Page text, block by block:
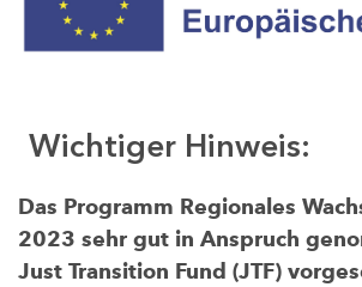
Wichtiger Hinweis:
Das Programm Regionales
2023 sehr gut in Anspruch
Just Transition Fund (JTF)